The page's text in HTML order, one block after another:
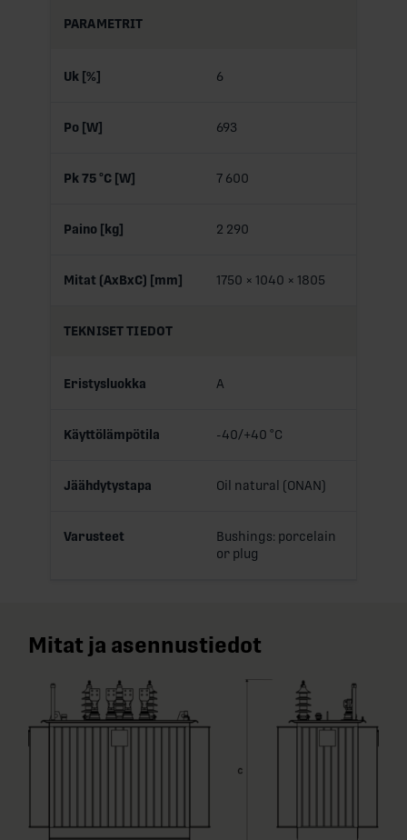
PARAMETRIT
Uk [%] 6
Po [W] 693
Pk 75 °C [W] 7 600
Paino [kg] 2 290
Mitat (AxBxC) [mm] 1750 × 1040 × 1805
TEKNISET TIEDOT
Eristysluokka A
Käyttölämpötila -40/+40 °C
Jäähdytystapa Oil natural (ONAN)
Varusteet
Bushings: porcelain
or plug
Mitat ja asennustiedot